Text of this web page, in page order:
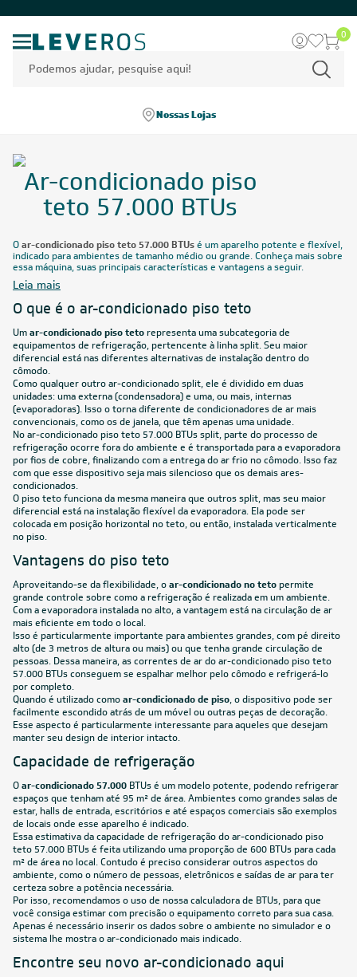
0
Nossas Lojas
Ar-condicionado piso
teto 57.000 BTUs
Oar-condicionado piso teto 57.000 BTUsé um aparelho potente e flexível,
indicado para ambientes de tamanho médio ou grande. Conheça mais sobre
essa máquina, suas principais características e vantagens a seguir.
Leia mais
O que é o ar-condicionado piso teto
Umar-condicionado piso tetorepresenta uma subcategoria de
equipamentos de refrigeração, pertencente à linha split. Seu maior
diferencial está nas diferentes alternativas de instalação dentro do
cômodo.
Como qualquer outroar-condicionado split, ele é dividido em duas
unidades: uma externa (condensadora) e uma, ou mais, internas
(evaporadoras). Isso o torna diferente de condicionadores de ar mais
convencionais, como os de janela, que têm apenas uma unidade.
No ar-condicionado piso teto 57.000 BTUs split, parte do processo de
refrigeração ocorre fora do ambiente e é transportada para a evaporadora
por fios de cobre, finalizando com a entrega do ar frio no cômodo. Isso faz
com que esse dispositivo seja mais silencioso que os demais ares-
condicionados.
Opiso tetofunciona da mesma maneira que outros split, mas seu maior
diferencial está na instalação flexível da evaporadora. Ela pode ser
colocada em posição horizontal no teto, ou então, instalada verticalmente
no piso.
Vantagens do piso teto
Aproveitando-se da flexibilidade, oar-condicionado no tetopermite
grande controle sobre como a refrigeração é realizada em um ambiente.
Com a evaporadora instalada no alto, a vantagem está na circulação de ar
mais eficiente em todo o local.
Isso é particularmente importante para ambientes grandes, com pé direito
alto (de 3 metros de altura ou mais) ou que tenha grande circulação de
pessoas. Dessa maneira, as correntes de ar do ar-condicionado piso teto
57.000 BTUs conseguem se espalhar melhor pelo cômodo e refrigerá-lo
por completo.
Quando é utilizado comoar-condicionado de piso, o dispositivo pode ser
facilmente escondido atrás de um móvel ou outras peças de decoração.
Esse aspecto é particularmente interessante para aqueles que desejam
manter seu design de interior intacto.
Capacidade de refrigeração
Oar-condicionado 57.000 BTUs é um modelo potente, podendo refrigerar
espaços que tenham até 95 m² de área. Ambientes como grandes salas de
estar, halls de entrada, escritórios e até espaços comerciais são exemplos
de locais onde esse aparelho é indicado.
Essa estimativa da capacidade de refrigeração do ar-condicionado piso
teto 57.000 BTUs é feita utilizando uma proporção de 600 BTUs para cada
m² de área no local. Contudo é preciso considerar outros aspectos do
ambiente, como o número de pessoas, eletrônicos e saídas de ar para ter
certeza sobre a potência necessária.
Por isso, recomendamos o uso de nossacalculadora de BTUs, para que
você consiga estimar com precisão o equipamento correto para sua casa.
Apenas é necessário inserir os dados sobre o ambiente no simulador e o
sistema lhe mostra o ar-condicionado mais indicado.
Encontre seu novo ar-condicionado aqui